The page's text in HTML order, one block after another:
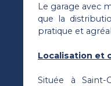
Le garage avec
que la
pratique et
Localisation et
Située à Saint-